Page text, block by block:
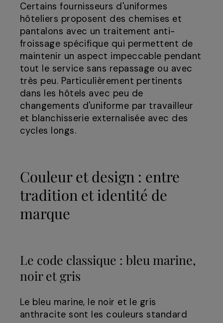
Certains fournisseurs d'uniformes
hôteliers proposent des chemises et
pantalons avec un traitement anti-
froissage spécifique qui permettent de
maintenir un aspect impeccable pendant
tout le service sans repassage ou avec
très peu. Particulièrement pertinents
dans les hôtels avec peu de
changements d'uniforme par travailleur
et blanchisserie externalisée avec des
cycles longs.
Couleur et design : entre
tradition et identité de
marque
Le code classique : bleu marine,
noir et gris
Le bleu marine, le noir et le gris
anthracite sont les couleurs standard